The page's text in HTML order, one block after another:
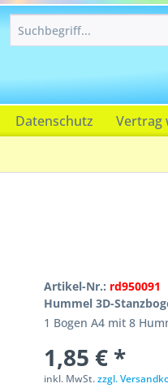
Datenschutz Vertrag
Artikel-Nr.: rd950091
Hummel 3D-
1 Bogen A4 mit 8
1,85 € *
inkl. MwSt.zzgl.